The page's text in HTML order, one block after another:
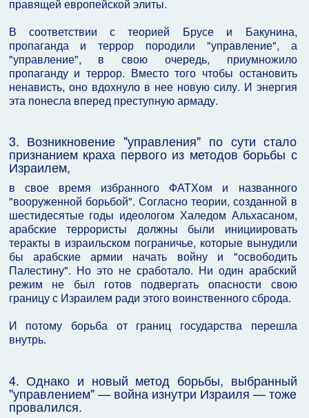
правящей европейской элиты.
В соответствии с теорией Брусе и Бакунина,
пропаганда и террор породили "управление", а
"управление", в свою очередь, приумножило
пропаганду и террор. Вместо того чтобы остановить
ненависть, оно вдохнуло в нее новую силу. И энергия
эта понесла вперед преступную армаду.
3. Возникновение "управления" по сути стало
признанием краха первого из методов борьбы с
Израилем,
в свое время избранного ФАТХом и названного
"вооруженной борьбой". Согласно теории, созданной в
шестидесятые годы идеологом Халедом Альхасаном,
арабские террористы должны были инициировать
теракты в израильском пограничье, которые вынудили
бы арабские армии начать войну и "освободить
Палестину". Но это не сработало. Ни один арабский
режим не был готов подвергать опасности свою
границу с Израилем ради этого воинственного сброда.
И потому борьба от границ государства перешла
внутрь.
4. Однако и новый метод борьбы, выбранный
"управлением" — война изнутри Израиля — тоже
провалился.